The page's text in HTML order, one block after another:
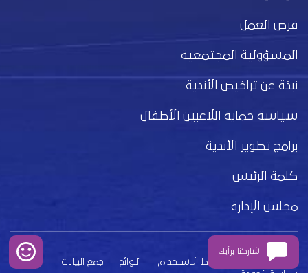
فرص العمل
المسؤولية المجتمعية
نبذة عن تراخيص الأندية
سياسة حماية اللاعبين الأطفال
برامج تطوير الأندية
كلمة الرئيس
مجلس الإدارة
بيان الخصوصية شروط الاستخدام اللوائح
جمع البيانات
شاركنا برأيك